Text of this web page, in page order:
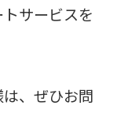
サービスを
、ぜひお問